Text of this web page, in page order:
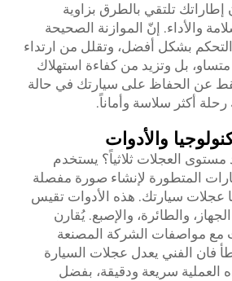
إطاراتك تلتقي بالطرق بزاوية
والأداء. إنّ الموازنة الصحيحة
بشكل أفضل، وتقلل من ارتداء
بل وتزيد من كفاءة استهلاك
عن الحفاظ على سيارتك في حالة
أكثر سلاسة وأماناً.
والأدوات
مستوى العجلات ثلاثياً؟ يستخدم
المتطورة لإنشاء صورة مفصلة
عجلات سيارتك. هذه الأدوات تقيس
والطائرة، والإصبع. يُقارن
مع مواصفات الشركة المصنعة
فان الفني يعدل عجلات السيارة
العملية سريعة ودقيقة، بفضل